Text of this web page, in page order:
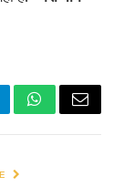
WhatsApp
Email